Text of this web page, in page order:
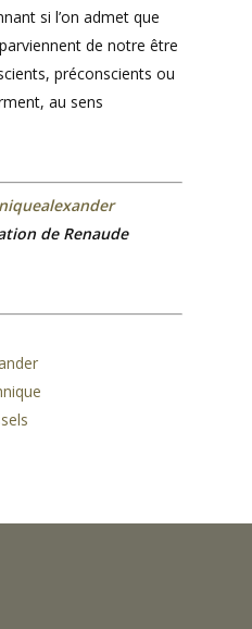
si l’on admet que
de notre être
préconscients ou
au sens
de Renaude